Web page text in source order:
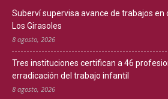
Suberví supervisa avance de trabajos en
Los Girasoles
8 agosto, 2026
Tres instituciones certifican a 46
erradicación del trabajo infantil
8 agosto, 2026